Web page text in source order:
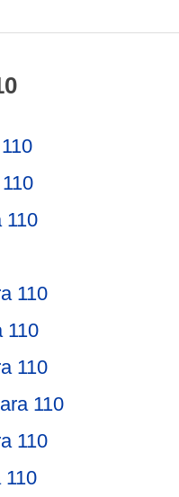
110
110
110
110
110
110
110